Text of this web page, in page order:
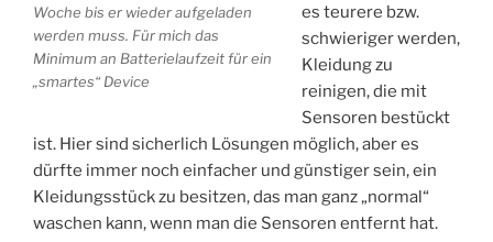
Woche bis er wieder aufgeladen
werden muss. Für mich das
Minimum an Batterielaufzeit für ein
„smartes“ Device
es teurere bzw.
schwieriger werden,
Kleidung zu
reinigen, die mit
Sensoren bestückt
ist. Hier sind sicherlich Lösungen möglich, aber es
dürfte immer noch einfacher und günstiger sein, ein
Kleidungsstück zu besitzen, das man ganz „normal“
waschen kann, wenn man die Sensoren entfernt hat.